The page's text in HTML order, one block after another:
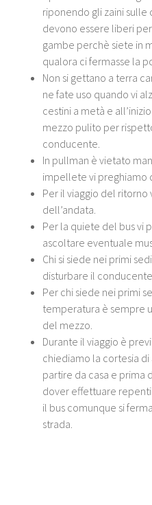
riponendo gli zaini
devono essere liberi
gambe perchè siete in
qualora ci fermasse la
Non si gettano a terra
ne fate uso quando vi
cestini a metà e
mezzo pulito per
conducente.
In pullman è vietato
impellete vi preghiamo
Per il viaggio del
dell’andata.
Per la quiete del bus vi
ascoltare eventuale
Chi si siede nei primi
disturbare il conducente.
Per chi siede nei primi
temperatura è sempre
del mezzo.
Durante il viaggio è
chiediamo la cortesia
partire da casa e prima
dover effettuare
il bus comunque si
strada.